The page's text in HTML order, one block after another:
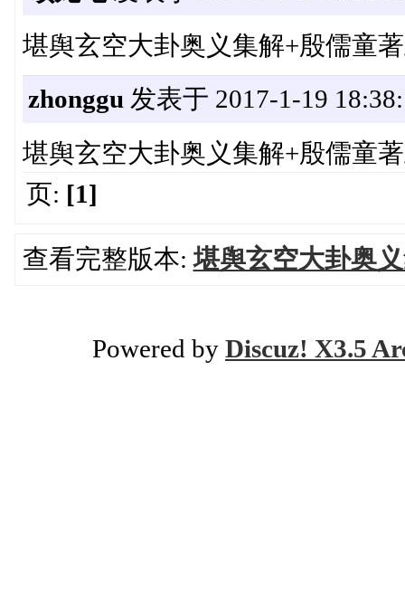
堪舆玄空大卦奥义集解+殷儒童
zhonggu 发表于 2017-1-19
堪舆玄空大卦奥义集解+殷儒童
页: [1]
查看完整版本:堪舆玄空大卦奥
Powered by Discuz! X3.5